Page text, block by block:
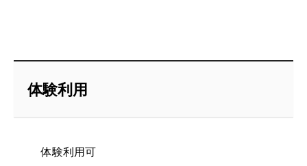
体験利用
体験利用可